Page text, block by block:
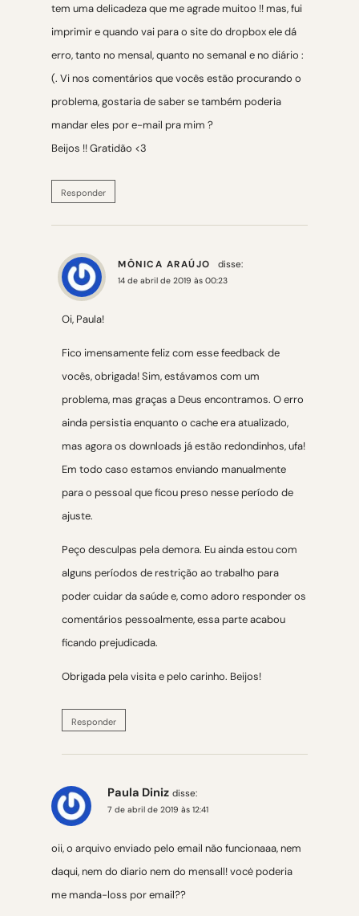
tem uma delicadeza que me agrade muitoo !! mas, fui
imprimir e quando vai para o site do dropbox ele dá
erro, tanto no mensal, quanto no semanal e no diário :
(. Vi nos comentários que vocês estão procurando o
problema, gostaria de saber se também poderia
mandar eles por e-mail pra mim ?
Beijos !! Gratidão <3
Responder
MÔNICA ARAÚJO disse:
14 de abril de 2019 às 00:23
Oi, Paula!
Fico imensamente feliz com esse feedback de
vocês, obrigada! Sim, estávamos com um
problema, mas graças a Deus encontramos. O erro
ainda persistia enquanto o cache era atualizado,
mas agora os downloads já estão redondinhos, ufa!
Em todo caso estamos enviando manualmente
para o pessoal que ficou preso nesse período de
ajuste.
Peço desculpas pela demora. Eu ainda estou com
alguns períodos de restrição ao trabalho para
poder cuidar da saúde e, como adoro responder os
comentários pessoalmente, essa parte acabou
ficando prejudicada.
Obrigada pela visita e pelo carinho. Beijos!
Responder
Paula Diniz disse:
7 de abril de 2019 às 12:41
oii, o arquivo enviado pelo email não funcionaaa, nem
daqui, nem do diario nem do mensall! vocė poderia
me manda-loss por email??